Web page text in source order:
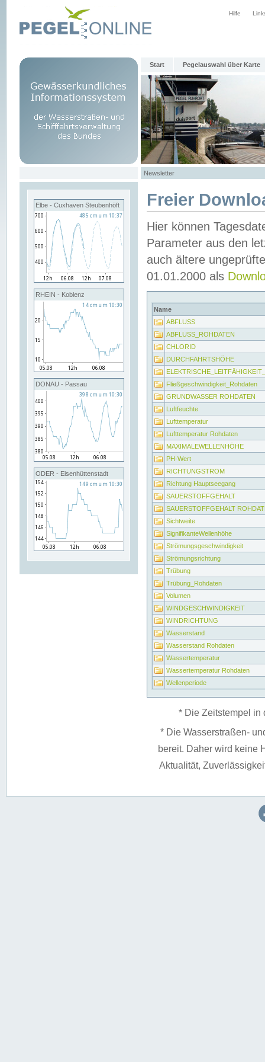
Hilfe
Start Pegelauswahl über Karte
Newsletter
Elbe - Cuxhaven Steubenhöft
RHEIN - Koblenz
DONAU - Passau
ODER - Eisenhüttenstadt
Freier
Hier können
Parameter aus den
auch ältere
01.01.2000 als
Name
ABFLUSS
ABFLUSS_ROHDATEN
CHLORID
DURCHFAHRTSHÖHE
Fließgeschwindigkeit_Rohdaten
GRUNDWASSER ROHDATEN
Luftfeuchte
Lufttemperatur
Lufttemperatur Rohdaten
MAXIMALEWELLENHÖHE
PH-Wert
RICHTUNGSTROM
Richtung Hauptseegang
SAUERSTOFFGEHALT
SAUERSTOFFGEHALT
Sichtweite
SignifikanteWellenhöhe
Strömungsgeschwindigkeit
Strömungsrichtung
Trübung
Trübung_Rohdaten
Volumen
WINDGESCHWINDIGKEIT
WINDRICHTUNG
Wasserstand
Wasserstand Rohdaten
Wassertemperatur
Wassertemperatur Rohdaten
Wellenperiode
* Die Zeitstempel in
* Die Wasserstraßen-
bereit. Daher wird keine
Aktualität,